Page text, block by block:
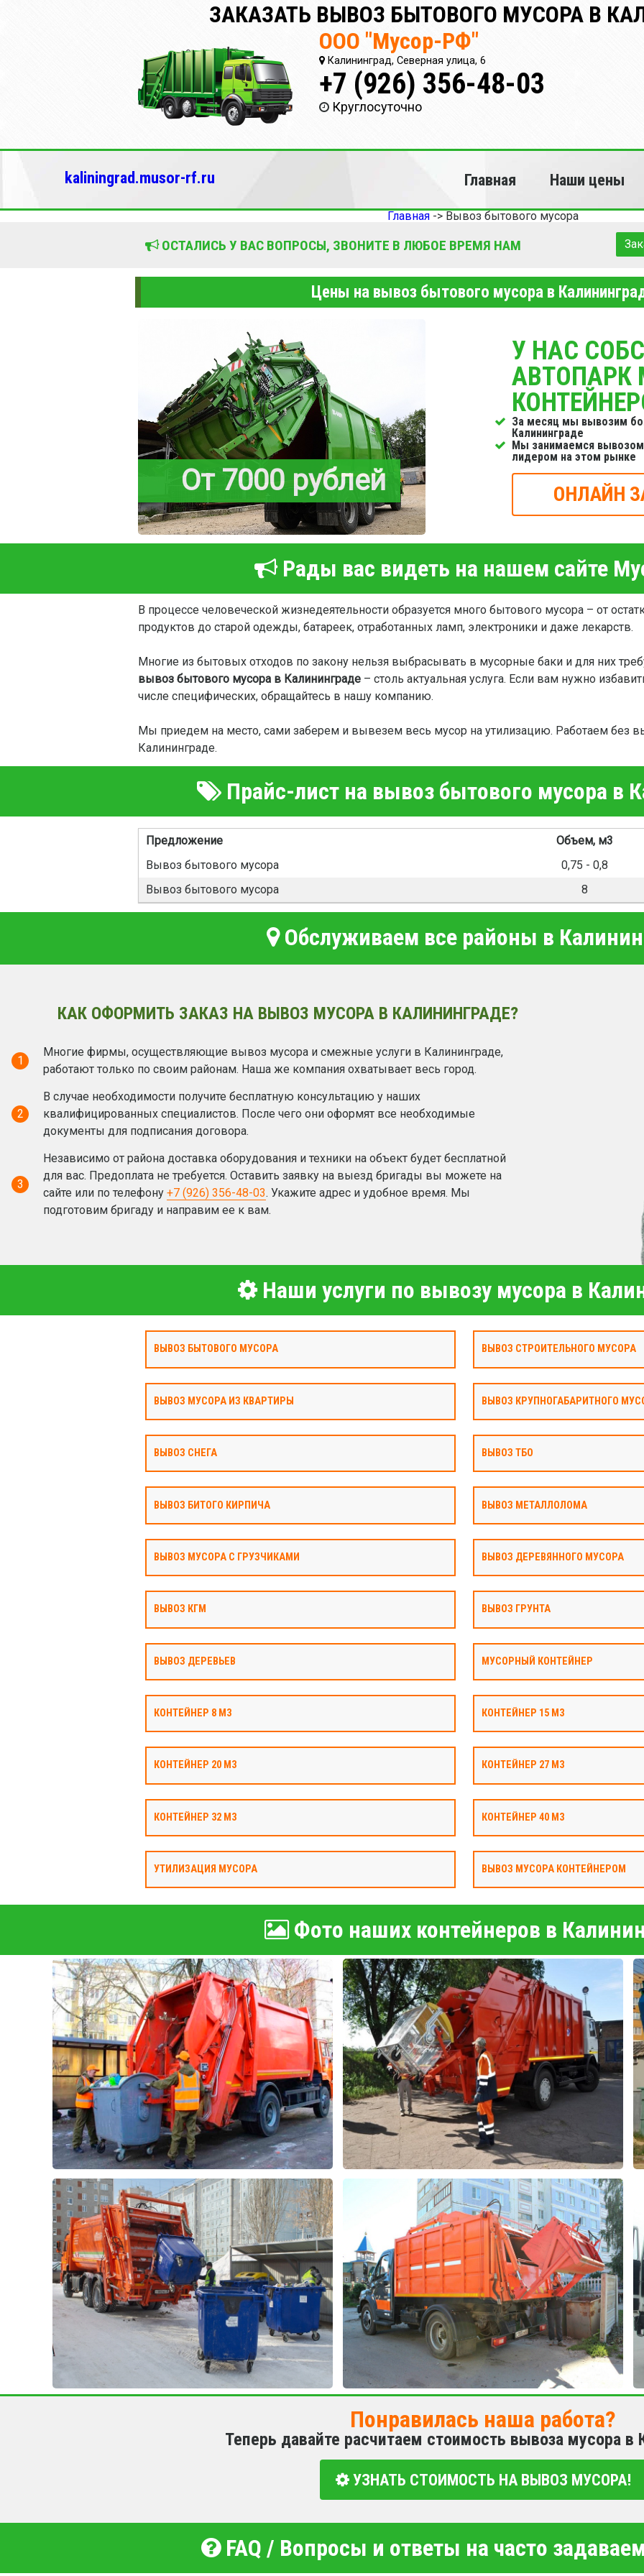
ЗАКАЗАТЬ ВЫВОЗ БЫТОВОГО МУСОРА В
ООО "Мусор-РФ"
Калининград, Северная улица, 6
+7 (926) 356-48-03
Круглосуточно
kaliningrad.musor-rf.ru Главная Наши цены
Главная -> Вывоз бытового мусора
ОСТАЛИСЬ У ВАС ВОПРОСЫ, ЗВОНИТЕ В ЛЮБОЕ ВРЕМЯ НАМ
Цены на вывоз бытового мусора в
От 7000 рублей
У НАС
АВТОПАРК
За месяц мы вывозим
Калининграде
Мы занимаемся
лидером на этом рынке
ОНЛАЙН
Рады вас видеть на нашем сайте
В процессе человеческой жизнедеятельности образуется много бытового мусора – от
продуктов до старой одежды, батареек, отработанных ламп, электроники и даже лекарств.
Многие из бытовых отходов по закону нельзя выбрасывать в мусорные баки и для них
вывоз бытового мусора в Калининграде – столь актуальная услуга. Если вам нужно
числе специфических, обращайтесь в нашу компанию.
Мы приедем на место, сами заберем и вывезем весь мусор на утилизацию. Работаем без
Калининграде.
Прайс-лист на вывоз бытового мусора в
Предложение Объем, м3
Вывоз бытового мусора
0,75 - 0,8
Вывоз бытового мусора
8
Обслуживаем все районы в
КАК ОФОРМИТЬ ЗАКАЗ НА ВЫВОЗ МУСОРА В КАЛИНИНГРАДЕ?
1
Многие фирмы, осуществляющие вывоз мусора и смежные услуги в Калининграде,
работают только по своим районам. Наша же компания охватывает весь город.
2
В случае необходимости получите бесплатную консультацию у наших
квалифицированных специалистов. После чего они оформят все необходимые
документы для подписания договора.
3
Независимо от района доставка оборудования и техники на объект будет бесплатной
для вас. Предоплата не требуется. Оставить заявку на выезд бригады вы можете на
сайте или по телефону +7 (926) 356-48-03. Укажите адрес и удобное время. Мы
подготовим бригаду и направим ее к вам.
Наши услуги по вывозу мусора в
ВЫВОЗ БЫТОВОГО МУСОРА ВЫВОЗ СТРОИТЕЛЬНОГО МУСОРА
ВЫВОЗ МУСОРА ИЗ КВАРТИРЫ ВЫВОЗ КРУПНОГАБАРИТНОГО
ВЫВОЗ СНЕГА ВЫВОЗ ТБО
ВЫВОЗ БИТОГО КИРПИЧА ВЫВОЗ МЕТАЛЛОЛОМА
ВЫВОЗ МУСОРА С ГРУЗЧИКАМИ ВЫВОЗ ДЕРЕВЯННОГО МУСОРА
ВЫВОЗ КГМ ВЫВОЗ ГРУНТА
ВЫВОЗ ДЕРЕВЬЕВ МУСОРНЫЙ КОНТЕЙНЕР
КОНТЕЙНЕР 8 М3 КОНТЕЙНЕР 15 М3
КОНТЕЙНЕР 20 М3 КОНТЕЙНЕР 27 М3
КОНТЕЙНЕР 32 М3 КОНТЕЙНЕР 40 М3
УТИЛИЗАЦИЯ МУСОРА ВЫВОЗ МУСОРА КОНТЕЙНЕРОМ
Фото наших контейнеров в
Понравилась наша работа?
Теперь давайте расчитаем стоимость вывоза мусора в
УЗНАТЬ СТОИМОСТЬ НА ВЫВОЗ МУСОРА!
FAQ / Вопросы и ответы на часто